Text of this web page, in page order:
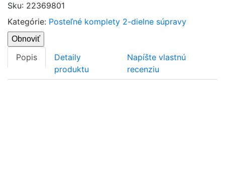
Sku: 22369801
Kategórie: Posteľné komplety 2-dielne súpravy
Popis
Detaily
produktu
Napíšte vlastnú
recenziu